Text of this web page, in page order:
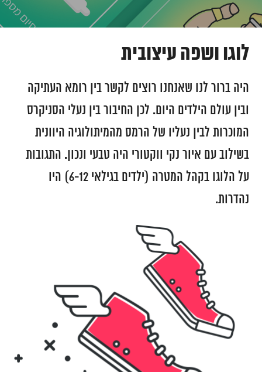
לוגו ושפה עיצובית
היה ברור לנו שאנחנו רוצים לקשר בין רומא העתיקה
ובין עולם הילדים היום. לכן החיבור בין נעלי הסניקרס
המוכרות לבין נעליו של הרמס מהמיתולוגיה היוונית
בשילוב עם איור נקי ווקטורי היה טבעי ונכון. התגובות
על הלוגו בקהל המטרה (ילדים בגילאי 6-12) היו
נהדרות.